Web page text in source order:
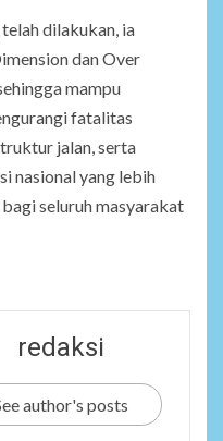
dilakukan, ia
dan Over
mampu
fatalitas
jalan, serta
nasional yang lebih
seluruh masyarakat
redaksi
author's posts